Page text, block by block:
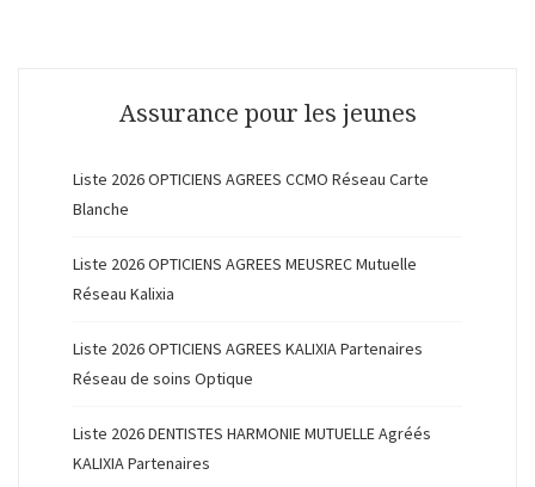
Assurance pour les jeunes
Liste 2026 OPTICIENS AGREES CCMO Réseau Carte
Blanche
Liste 2026 OPTICIENS AGREES MEUSREC Mutuelle
Réseau Kalixia
Liste 2026 OPTICIENS AGREES KALIXIA Partenaires
Réseau de soins Optique
Liste 2026 DENTISTES HARMONIE MUTUELLE Agréés
KALIXIA Partenaires